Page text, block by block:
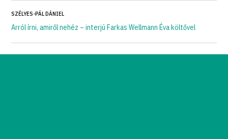
SZÉLYES-PÁL DÁNIEL
Arról írni, amiről nehéz – interjú Farkas Wellmann Éva költővel